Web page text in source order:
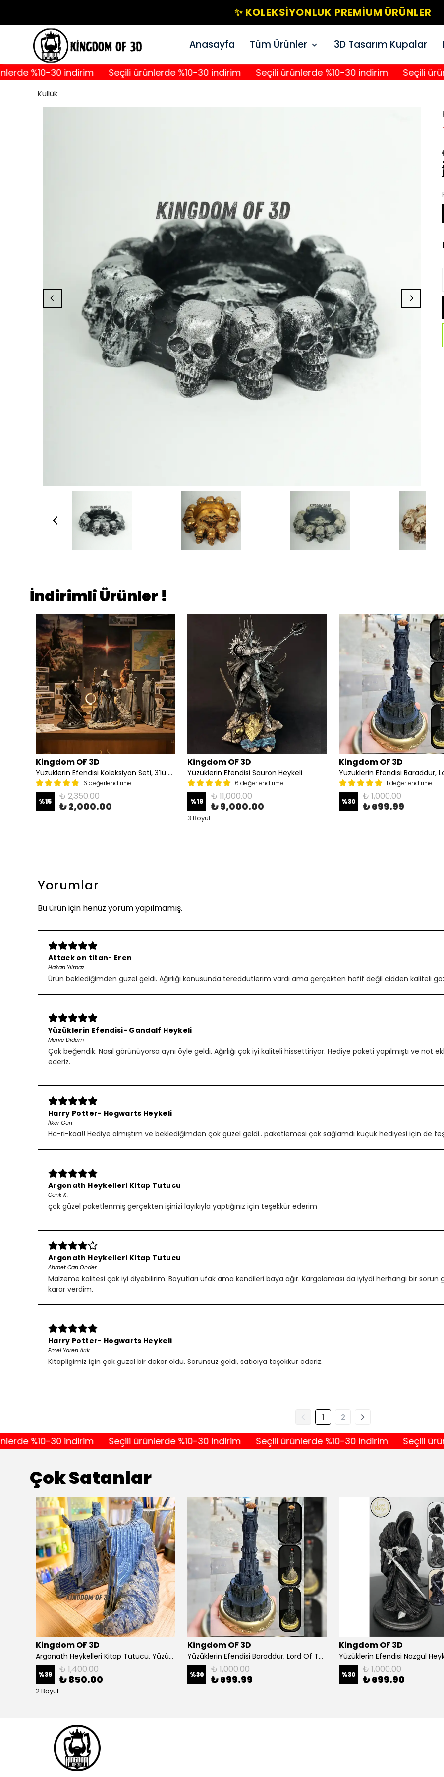
✨ KOLEKSIYONLUK PREMIUM ÜRÜNLER
Anasayfa Tüm Ürünler 3D Tasarım Kupalar
%10-30 indirim Seçili ürünlerde %10-30 indirim Seçili ürünlerde %10-30 indirim Seçili
Küllük
İndirimli Ürünler !
Kingdom OF 3D
Yüzüklerin Efendisi Koleksiyon Seti, 3'lü Set(Argonath Heykelleri, Nazgul, Gandalf)
6 değerlendirme
%15 ₺ 2,350.00
₺ 2,000.00
Kingdom OF 3D
Yüzüklerin Efendisi Sauron Heykeli
6 değerlendirme
%18 ₺ 11,000.00
₺ 9,000.00
3 Boyut
Kingdom OF 3D
1 değerlendirme
%30 ₺ 1,000.00
₺ 699.99
Yorumlar
Bu ürün için henüz yorum yapılmamış.
Attack on titan- Eren
Hakan Yılmaz
Ürün beklediğimden güzel geldi. Ağırlığı konusunda tereddütlerim vardı ama gerçekten hafif değil cidden kaliteli
Yüzüklerin Efendisi- Gandalf Heykeli
Merve Didem
Çok beğendik. Nasıl görünüyorsa aynı öyle geldi. Ağırlığı çok iyi kaliteli hissettiriyor. Hediye paketi yapılmıştı ve not
ederiz.
Harry Potter- Hogwarts Heykeli
İlker Gün
Ha-ri-kaa!! Hediye almıştım ve beklediğimden çok güzel geldi.. paketlemesi çok sağlamdı küçük hediyesi için de
Argonath Heykelleri Kitap Tutucu
Cenk K.
çok güzel paketlenmiş gerçekten işinizi layıkıyla yaptığınız için teşekkür ederim
Argonath Heykelleri Kitap Tutucu
Ahmet Can Önder
Malzeme kalitesi çok iyi diyebilirim. Boyutları ufak ama kendileri baya ağır. Kargolaması da iyiydi herhangi bir
karar verdim.
Harry Potter- Hogwarts Heykeli
Emel Yaren Arık
Kitapligimiz için çok güzel bir dekor oldu. Sorunsuz geldi, satıcıya teşekkür ederiz.
1 2
%10-30 indirim Seçili ürünlerde %10-30 indirim Seçili ürünlerde %10-30 indirim Seçili
Çok Satanlar
Kingdom OF 3D
Argonath Heykelleri Kitap Tutucu, Yüzüklerin Efendisi Figür, Argonath Bookend, 2 Parça (Sağ, Sol)
%39 ₺ 1,400.00
₺ 850.00
2 Boyut
Kingdom OF 3D
Yüzüklerin Efendisi Baraddur, Lord Of The Rings, Sauron'un Gözü Biblo, Barad Dur Kale
%30 ₺ 1,000.00
₺ 699.99
Kingdom OF 3D
%30 ₺ 1,000.00
₺ 699.90